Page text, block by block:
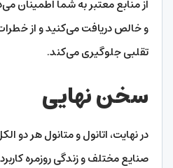
از منابع معتبر به شما اطمینان
و خالص دریافت می‌کنید و از خطرات
تقلبی جلوگیری می‌کند.
سخن نهایی
در نهایت، اتانول و متانول هر
صنایع مختلف و زندگی روزمره